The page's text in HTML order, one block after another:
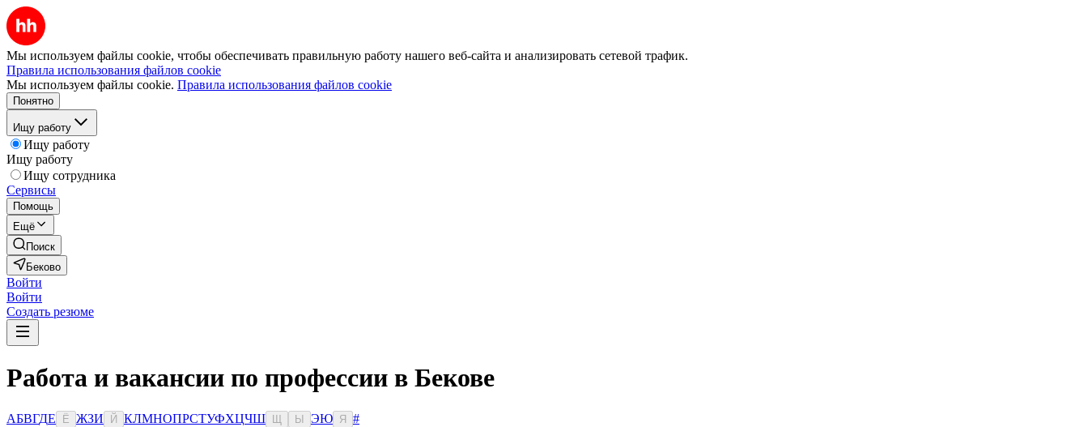
Мы используем файлы cookie, чтобы обеспечивать правильную работу нашего веб-сайта и анализировать сетевой трафик.
Правила использования файлов cookie
Мы используем файлы cookie. Правила использования файлов cookie
Понятно
Ищу работу
Ищу работу
Ищу работу
Ищу сотрудника
Сервисы
Помощь
Ещё
Поиск
Беково
Войти
Войти
Создать резюме
Работа и вакансии по профессии в Бекове
АБВГДЕ Ё ЖЗИ Й КЛМНОПРСТУФХЦЧШ Ы ЭЮ Я
#